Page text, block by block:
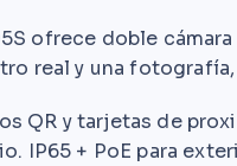
ofrece doble
real y una fotografía,
QR y tarjetas de
IP65 + PoE para